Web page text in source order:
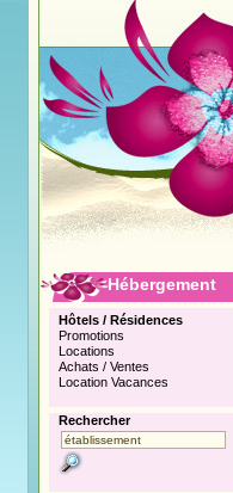
Hébergement
Hôtels / Résidences
Promotions
Locations
Achats / Ventes
Location Vacances
Rechercher